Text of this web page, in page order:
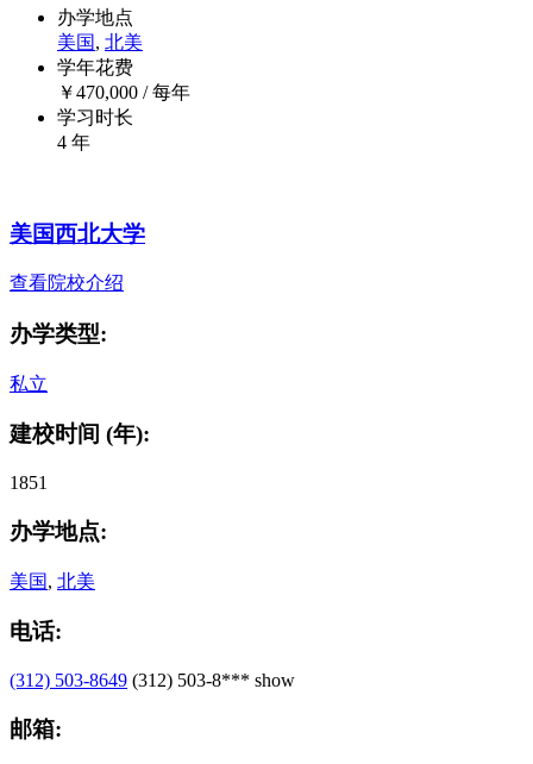
办学地点
美国, 北美
学年花费
￥470,000 / 每年
学习时长
4 年
美国西北大学
查看院校介绍
办学类型:
私立
建校时间 (年):
1851
办学地点:
美国, 北美
电话:
(312) 503-8649 (312) 503-8*** show
邮箱: